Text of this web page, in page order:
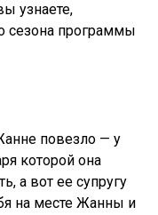
узнаете,
сезона программы
повезло — у
которой она
а вот ее супругу
на месте Жанны и